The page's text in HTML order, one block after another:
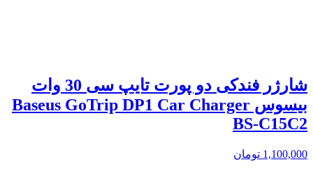
شارژر فندکی دو پورت تایپ سی 30 وات
بیسوس Baseus GoTrip DP1 Car Charger
BS-C15C2
1,100,000 تومان